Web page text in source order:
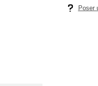
Poser